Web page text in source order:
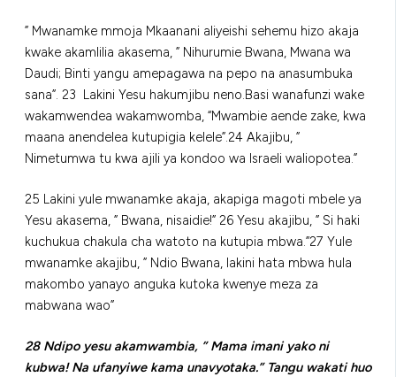
” Mwanamke mmoja Mkaanani aliyeishi sehemu hizo akaja
kwake akamlilia akasema, ” Nihurumie Bwana, Mwana wa
Daudi; Binti yangu amepagawa na pepo na anasumbuka
sana”. 23 Lakini Yesu hakumjibu neno.Basi wanafunzi wake
wakamwendea wakamwomba, “Mwambie aende zake, kwa
maana anendelea kutupigia kelele”.24 Akajibu, ”
Nimetumwa tu kwa ajili ya kondoo wa Israeli waliopotea.”
25 Lakini yule mwanamke akaja, akapiga magoti mbele ya
Yesu akasema, ” Bwana, nisaidie!” 26 Yesu akajibu, ” Si haki
kuchukua chakula cha watoto na kutupia mbwa.”27 Yule
mwanamke akajibu, ” Ndio Bwana, lakini hata mbwa hula
makombo yanayo anguka kutoka kwenye meza za
mabwana wao”
28 Ndipo yesu akamwambia, ” Mama imani yako ni
kubwa! Na ufanyiwe kama unavyotaka.” Tangu wakati huo